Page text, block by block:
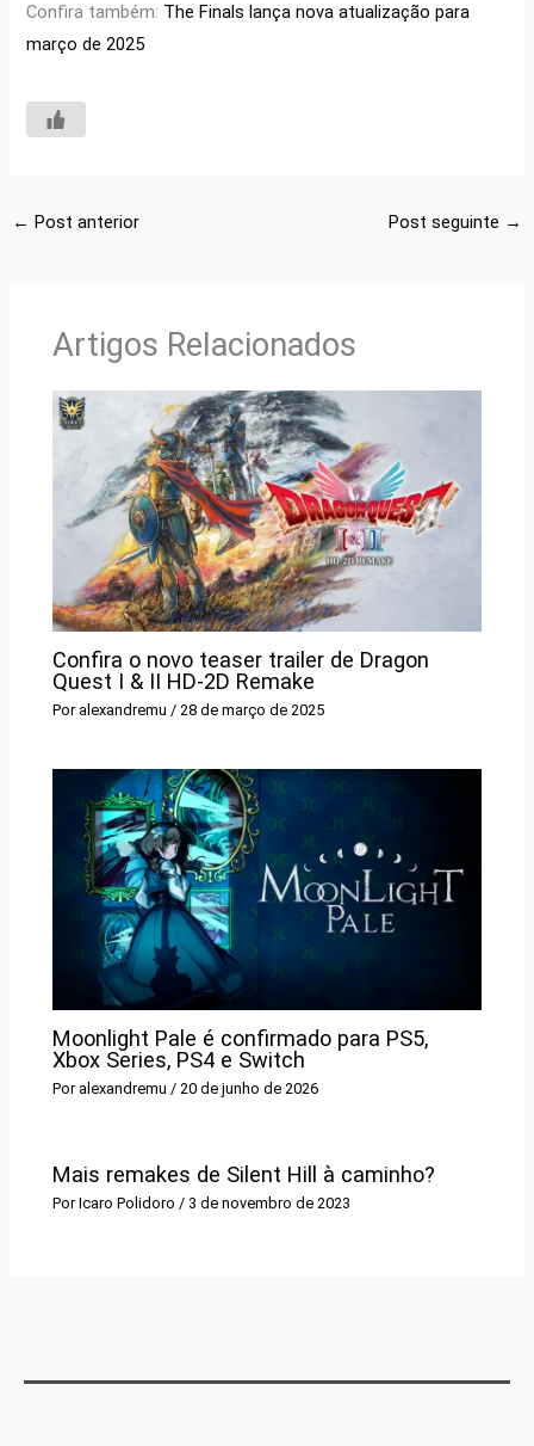
Confira também: The Finals lança nova atualização para
março de 2025
← Post anterior Post seguinte →
Artigos Relacionados
Confira o novo teaser trailer de Dragon
Quest I & II HD-2D Remake
Por alexandremu/28 de março de 2025
Moonlight Pale é confirmado para PS5,
Xbox Series, PS4 e Switch
Por alexandremu / 20 de junho de 2026
Mais remakes de Silent Hill à caminho?
PorIcaro Polidoro/ 3 de novembro de 2023